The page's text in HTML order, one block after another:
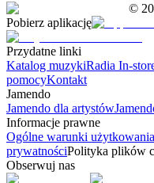
©
Pobierz aplikację
Przydatne linki
Katalog muzykiRadia In-
pomocyKontakt
Jamendo
Jamendo dla artystów
Informacje prawne
Ogólne warunki użytkowania
prywatnościPolityka plików
Obserwuj nas